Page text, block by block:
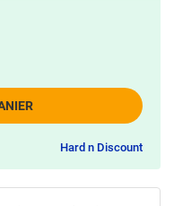
Hard n Discount